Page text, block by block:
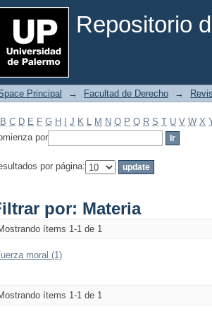
Repositorio
por: Materia
Principal → Facultad de Derecho →
B C D E F G H J K L M N O P Q R S T U V W X
por
por página:
por: Materia
ítems 1-1 de 1
moral (1)
ítems 1-1 de 1